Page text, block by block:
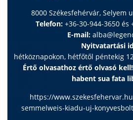
8000 Székesfehérvár, Selyem
Telefon: +36-30-944-3650 és
E-mail:
Nyitvatartási
hétköznapokon, hétfőtől péntekig
Értő olvasathoz értő olvasó
habent sua fata
https://
semmelweis-kiadu-uj-